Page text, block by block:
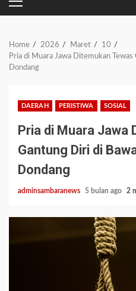
PRIMARY
MENU
Home 2026 Maret
10
Pria di Muara Jawa Ditemukan
Dondang
DAERAH PERISTIWA SOSIAL
Pria di Muara Jawa
Gantung Diri di
Dondang
adminsambaranews 5 bulan ago 2